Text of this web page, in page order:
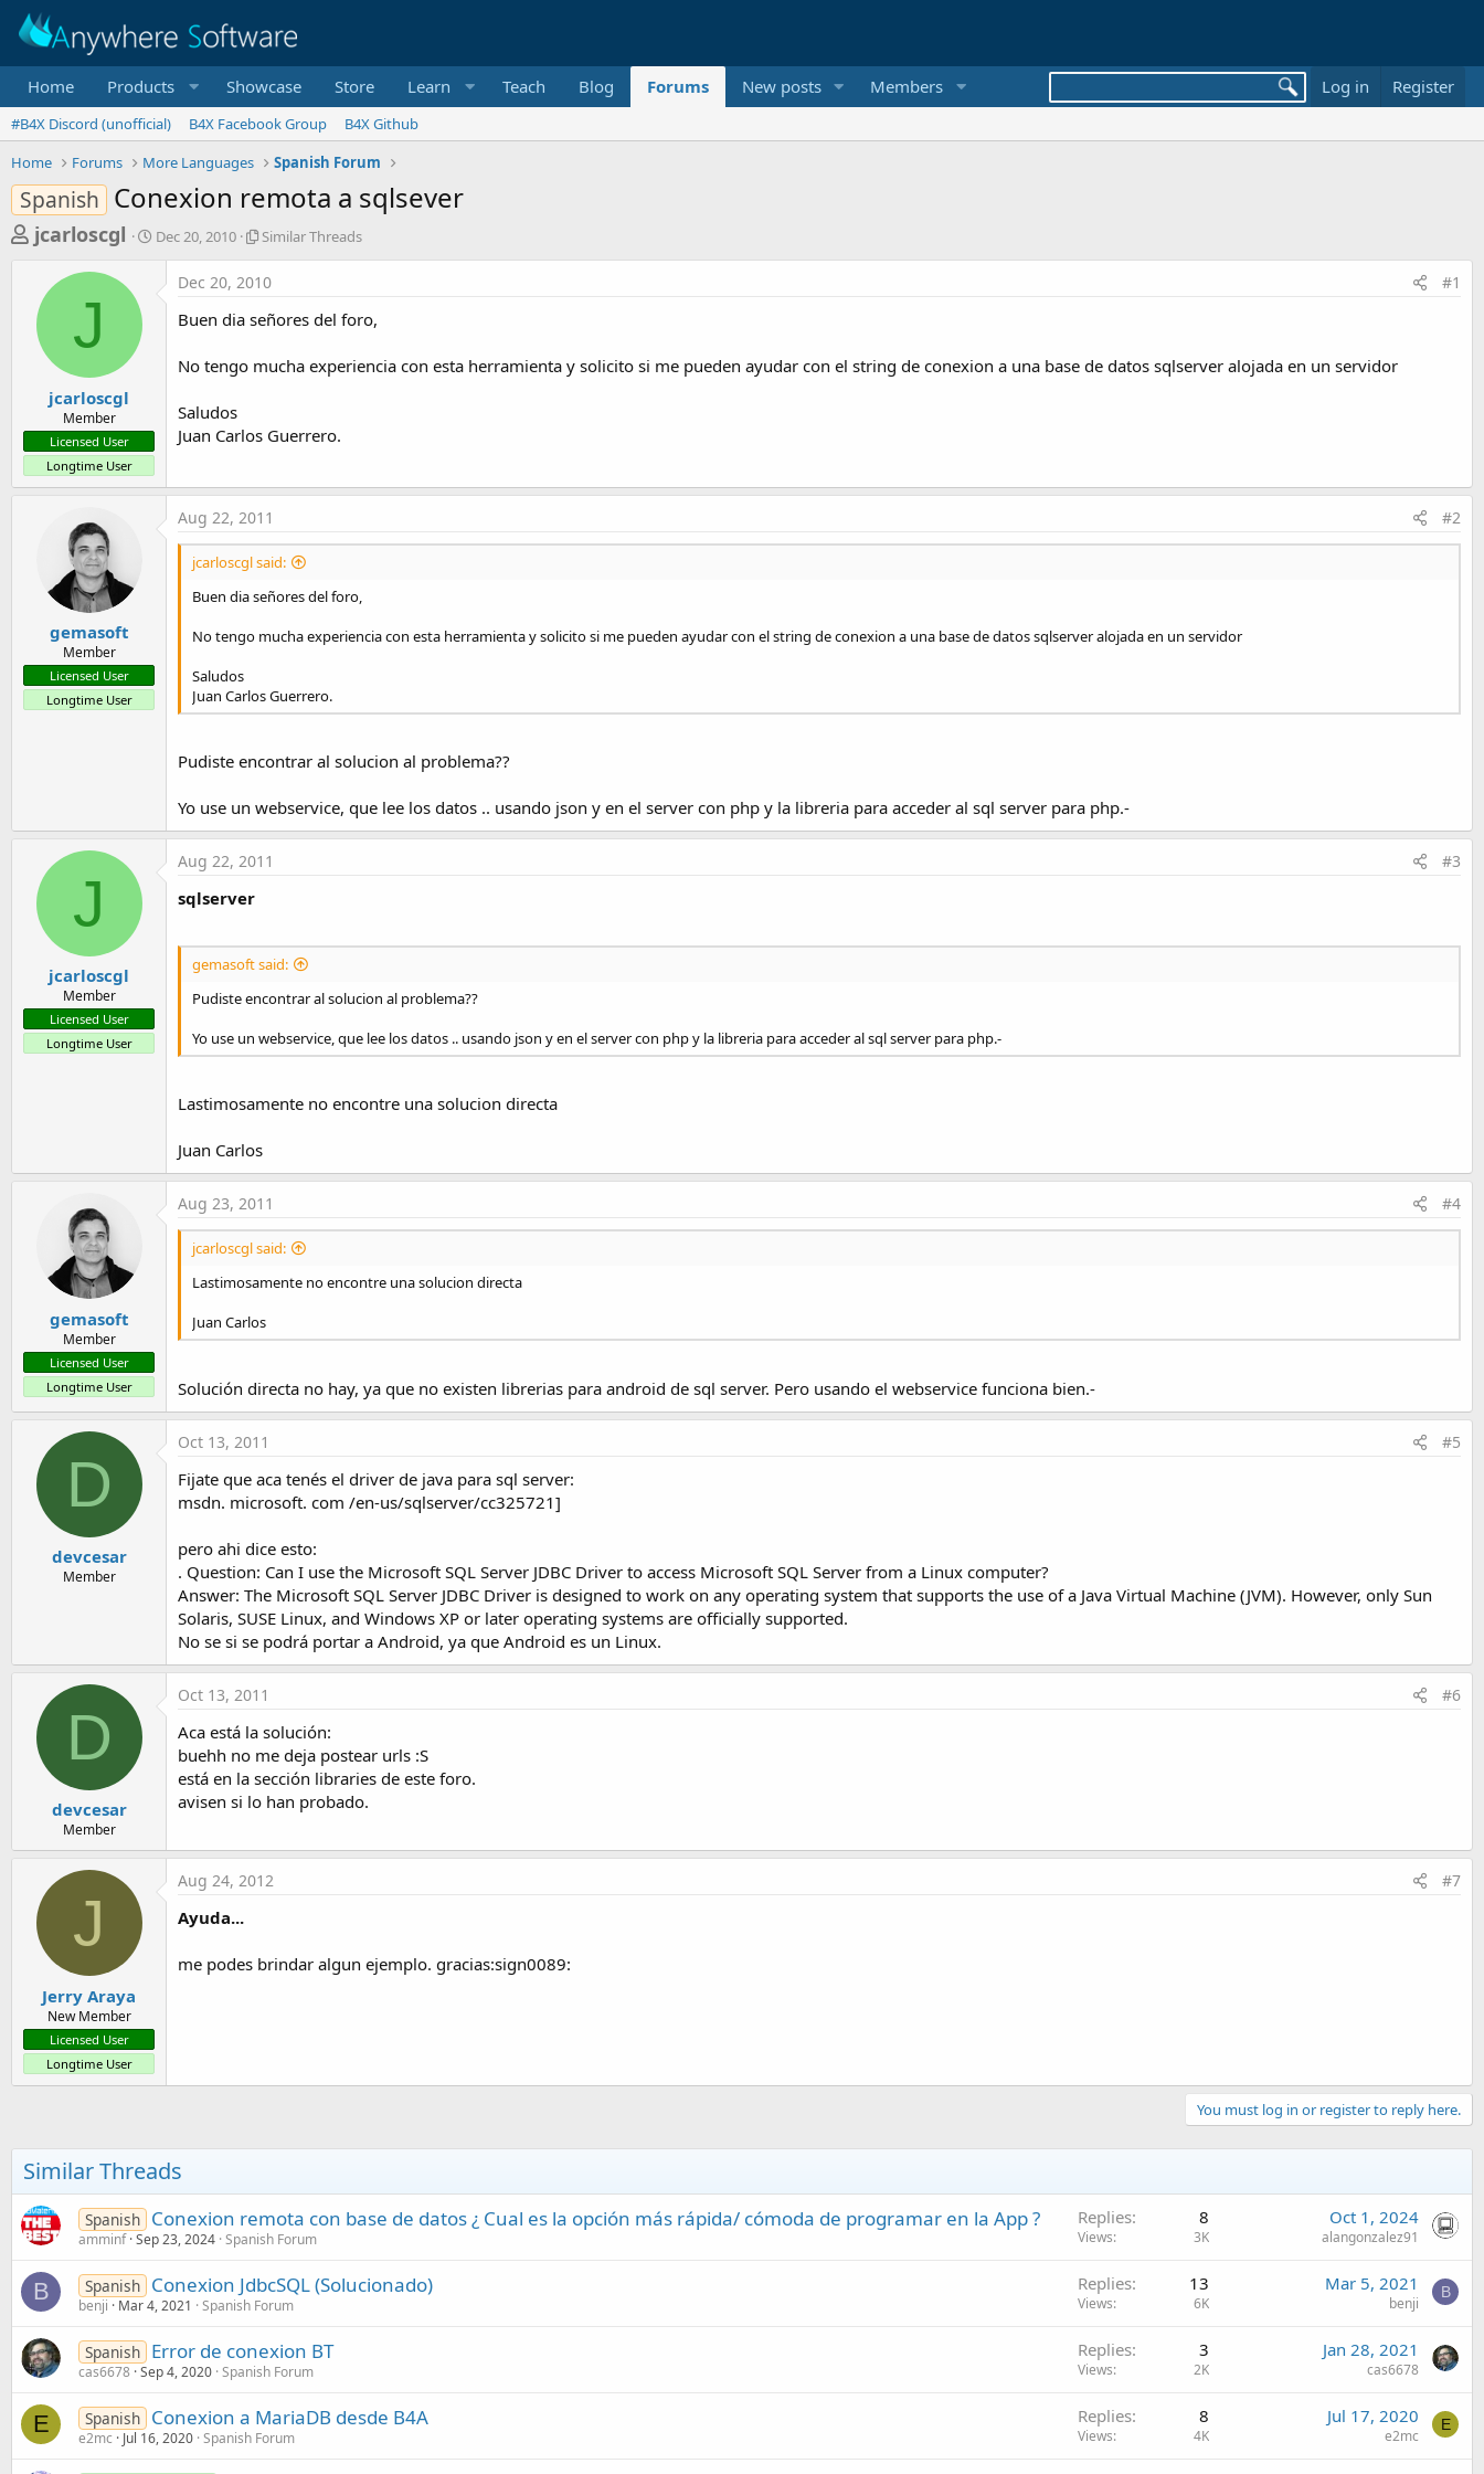
Home Products Showcase Store Learn Teach Blog Forums New posts Members Log in Register
#B4X Discord (unofficial) B4X Facebook Group
B4X Github
Home
Forums More Languages Spanish Forum
Spanish Conexion remota a sqlsever
T
e
a
t
a
r
jcarloscgl
S
Dec 20, 2010
S
i
a
T
e
a
s
Similar Threads
J
jcarloscgl
Member
Licensed User
Longtime User
Dec 20, 2010 #1
Buen dia señores del foro,
No tengo mucha experiencia con esta herramienta y solicito si me pueden ayudar con el string de conexion a una base de datos sqlserver alojada en un servidor
Saludos
Juan Carlos Guerrero.
gemasoft
Member
Licensed User
Longtime User
Aug 22, 2011 #2
jcarloscgl said:
Buen dia señores del foro,
No tengo mucha experiencia con esta herramienta y solicito si me pueden ayudar con el string de conexion a una base de datos sqlserver alojada en un servidor
Saludos
Juan Carlos Guerrero.
Pudiste encontrar al solucion al problema??
Yo use un webservice, que lee los datos .. usando json y en el server con php y la libreria para acceder al sql server para php.-
J
jcarloscgl
Member
Licensed User
Longtime User
Aug 22, 2011 #3
sqlserver
gemasoft said:
Pudiste encontrar al solucion al problema??
Yo use un webservice, que lee los datos .. usando json y en el server con php y la libreria para acceder al sql server para php.-
Lastimosamente no encontre una solucion directa
Juan Carlos
gemasoft
Member
Licensed User
Longtime User
Aug 23, 2011 #4
jcarloscgl said:
Lastimosamente no encontre una solucion directa
Juan Carlos
Solución directa no hay, ya que no existen librerias para android de sql server. Pero usando el webservice funciona bien.-
D
devcesar
Member
Oct 13, 2011 #5
Fijate que aca tenés el driver de java para sql server:
msdn. microsoft. com /en-us/sqlserver/cc325721]
pero ahi dice esto:
. Question: Can I use the Microsoft SQL Server JDBC Driver to access Microsoft SQL Server from a Linux computer?
Answer: The Microsoft SQL Server JDBC Driver is designed to work on any operating system that supports the use of a Java Virtual Machine (JVM). However, only Sun
Solaris, SUSE Linux, and Windows XP or later operating systems are officially supported.
No se si se podrá portar a Android, ya que Android es un Linux.
D
devcesar
Member
Oct 13, 2011 #6
Aca está la solución:
buehh no me deja postear urls :S
está en la sección libraries de este foro.
avisen si lo han probado.
J
Jerry Araya
New Member
Licensed User
Longtime User
Aug 24, 2012 #7
Ayuda...
me podes brindar algun ejemplo. gracias:sign0089:
You must log in or register to reply here.
Similar Threads
Spanish Conexion remota con base de datos ¿ Cual es la opción más rápida/ cómoda de programar en la App ?
amminf Sep 23, 2024 Spanish Forum
Replies 8
Views 3K
Oct 1, 2024
alangonzalez91
B Spanish Conexion JdbcSQL (Solucionado)
benji Mar 4, 2021 Spanish Forum
Replies 13
Views 6K
Mar 5, 2021
benji
B
Spanish Error de conexion BT
cas6678 Sep 4, 2020 Spanish Forum
Replies 3
Views 2K
Jan 28, 2021
cas6678
E Spanish Conexion a MariaDB desde B4A
e2mc Jul 16, 2020 Spanish Forum
Replies 8
Views 4K
Jul 17, 2020
e2mc
E